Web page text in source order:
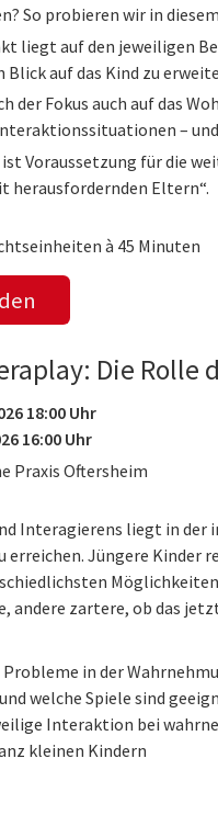
So probieren wir in
liegt auf den jeweiligen
Blick auf das Kind zu
Fokus auch auf das
–
Voraussetzung für die
herausfordernden Eltern“.
à 45 Minuten
Die Rolle
18:00 Uhr
16:00 Uhr
Praxis Oftersheim
Interagierens liegt in
erreichen. Jüngere
andere zartere, ob das
Probleme in der
welche Spiele sind
Interaktion bei
kleinen Kindern